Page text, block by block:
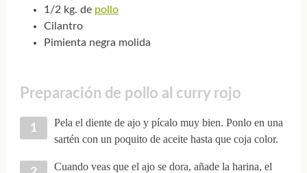
1/2 kg. de pollo
Cilantro
Pimienta negra molida
Preparación de pollo al curry rojo
Pela el diente de ajo y pícalo muy bien. Ponlo en una
sartén con un poquito de aceite hasta que coja color.
Cuando veas que el ajo se dora, añade la harina, el